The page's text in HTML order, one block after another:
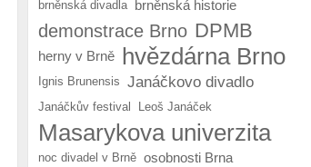
brněnská divadla brněnská historie
demonstrace Brno DPMB
herny v Brně hvězdárna Brno
Ignis Brunensis Janáčkovo divadlo
Janáčkův festival Leoš Janáček
Masarykova univerzita
noc divadel v Brně osobnosti Brna